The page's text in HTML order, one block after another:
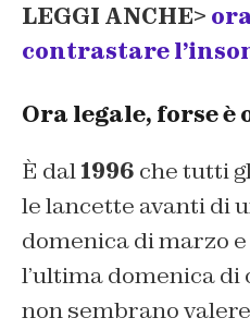
LEGGI ANCHE>
contrastare
Ora legale, forse
È dal1996 che tutti
le lancette avanti di
domenica di marzo
l’ultima domenica
non sembrano